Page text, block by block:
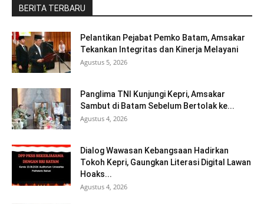
BERITA TERBARU
Pelantikan Pejabat Pemko Batam, Amsakar
Tekankan Integritas dan Kinerja Melayani
Agustus 5, 2026
Panglima TNI Kunjungi Kepri, Amsakar
Sambut di Batam Sebelum Bertolak ke...
Agustus 4, 2026
Dialog Wawasan Kebangsaan Hadirkan
Tokoh Kepri, Gaungkan Literasi Digital Lawan
Hoaks...
Agustus 4, 2026